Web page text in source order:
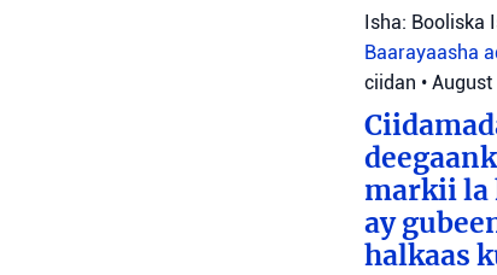
Isha: Booliska
Baarayaasha
ciidan • August
markii la
ay
halkaas